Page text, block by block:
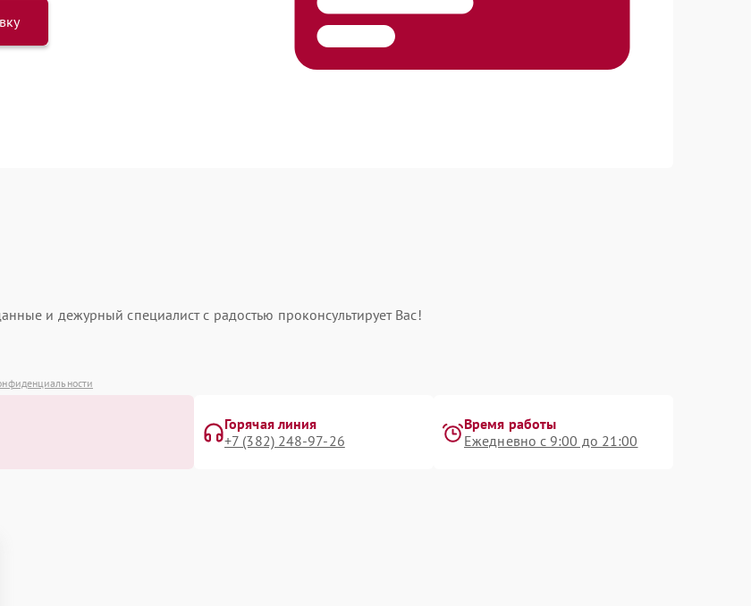
и дежурный специалист с радостью проконсультирует Вас!
Горячая линия
+7 (382) 248-97-26
Время работы
Ежедневно с 9:00 до 21:00